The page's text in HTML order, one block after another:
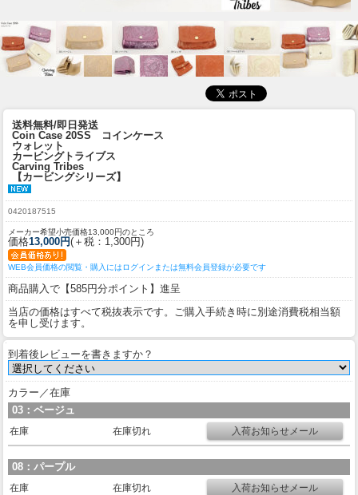
送料無料/即日発送
Coin Case 20SS コインケース
ウォレット
カービングトライブス
Carving Tribes
【カービングシリーズ】
0420187515
メーカー希望小売価格13,000円のところ
価格13,000円(＋税：1,300円)
WEB会員価格の閲覧・購入にはログインまたは無料会員登録が必要です
商品購入で【585円分ポイント】進呈
当店の価格はすべて税抜表示です。ご購入手続き時に別途消費税相当額
を申し受けます。
到着後レビューを書きますか？
カラー／在庫
03：ベージュ
在庫 在庫切れ
08：パープル
在庫 在庫切れ